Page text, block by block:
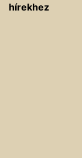
hírekhez